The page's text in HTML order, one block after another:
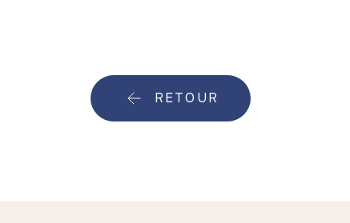
RETOUR